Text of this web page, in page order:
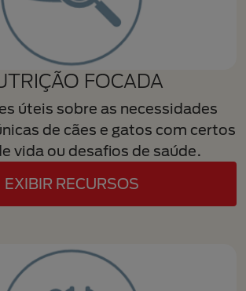
FOCADA
úteis sobre as necessidades
de cães e gatos com certos
vida ou desafios de saúde.
EXIBIR RECURSOS